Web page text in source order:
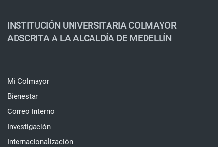
INSTITUCIÓN UNIVERSITARIA COLMAYOR
ADSCRITA A LA ALCALDÍA DE MEDELLÍN
Mi Colmayor
Bienestar
Correo interno
Investigación
Internacionalización